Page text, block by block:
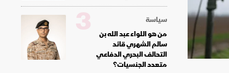
سياسة
من هو اللواء عبد الله بن
سالم الشهري قائد
التحالف البحري الدفاعي
متعدد الجنسيات؟
3